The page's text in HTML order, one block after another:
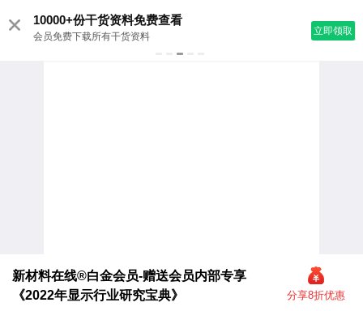
分享8折优惠
新材料在线®白金会员-赠送会员内部专享
《2022年显示行业研究宝典》
10000+份干货资料免费查看
会员免费下载所有干货资料 立即领取